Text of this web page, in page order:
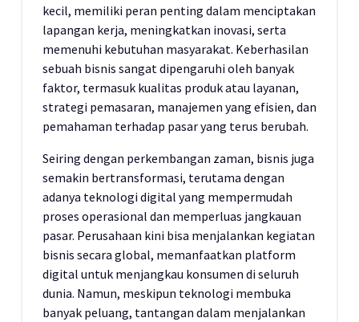
kecil, memiliki peran penting dalam menciptakan
lapangan kerja, meningkatkan inovasi, serta
memenuhi kebutuhan masyarakat. Keberhasilan
sebuah bisnis sangat dipengaruhi oleh banyak
faktor, termasuk kualitas produk atau layanan,
strategi pemasaran, manajemen yang efisien, dan
pemahaman terhadap pasar yang terus berubah.
Seiring dengan perkembangan zaman, bisnis juga
semakin bertransformasi, terutama dengan
adanya teknologi digital yang mempermudah
proses operasional dan memperluas jangkauan
pasar. Perusahaan kini bisa menjalankan kegiatan
bisnis secara global, memanfaatkan platform
digital untuk menjangkau konsumen di seluruh
dunia. Namun, meskipun teknologi membuka
banyak peluang, tantangan dalam menjalankan